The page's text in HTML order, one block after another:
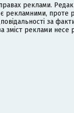
реклами.
рекламними, проте
за
зміст реклами